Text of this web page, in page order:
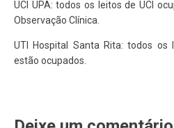
UCI UPA: todos os leitos de UCI
Observação Clínica.
UTI Hospital Santa Rita: todos os
estão ocupados.